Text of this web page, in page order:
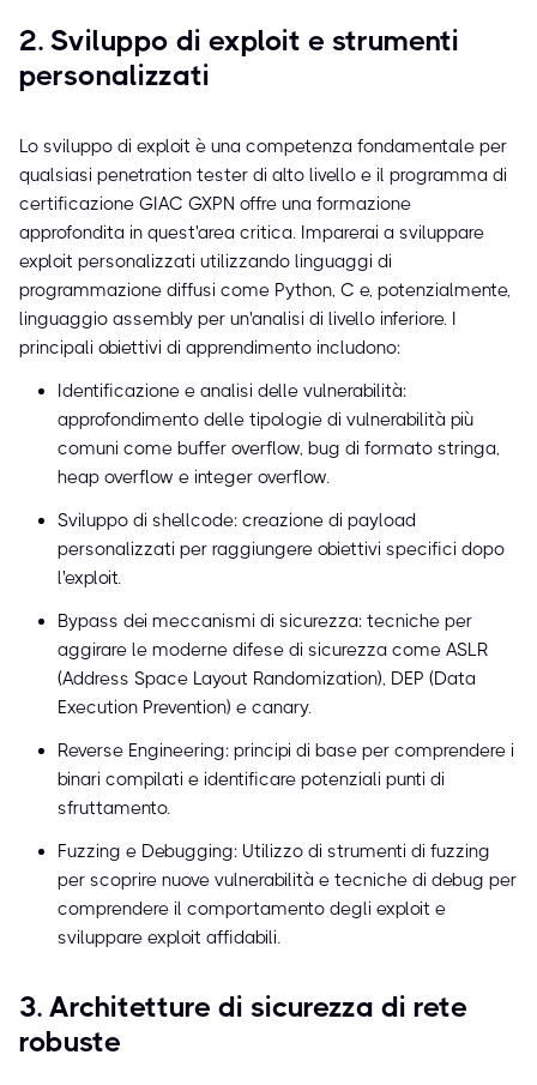
2. Sviluppo di exploit e strumenti
personalizzati
Lo sviluppo di exploit è una competenza fondamentale per
qualsiasi penetration tester di alto livello e il programma di
certificazione GIAC GXPN offre una formazione
approfondita in quest'area critica. Imparerai a sviluppare
exploit personalizzati utilizzando linguaggi di
programmazione diffusi come Python, C e, potenzialmente,
linguaggio assembly per un'analisi di livello inferiore. I
principali obiettivi di apprendimento includono:
Identificazione e analisi delle vulnerabilità:
approfondimento delle tipologie di vulnerabilità più
comuni come buffer overflow, bug di formato stringa,
heap overflow e integer overflow.
Sviluppo di shellcode: creazione di payload
personalizzati per raggiungere obiettivi specifici dopo
l'exploit.
Bypass dei meccanismi di sicurezza: tecniche per
aggirare le moderne difese di sicurezza come ASLR
(Address Space Layout Randomization), DEP (Data
Execution Prevention) e canary.
Reverse Engineering: principi di base per comprendere i
binari compilati e identificare potenziali punti di
sfruttamento.
Fuzzing e Debugging: Utilizzo di strumenti di fuzzing
per scoprire nuove vulnerabilità e tecniche di debug per
comprendere il comportamento degli exploit e
sviluppare exploit affidabili.
3. Architetture di sicurezza di rete
robuste